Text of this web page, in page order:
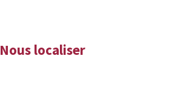
Nous localiser